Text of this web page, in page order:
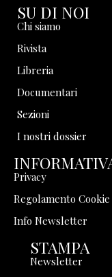
SU DI NOI
Chi siamo
Rivista
Libreria
Documentari
Sezioni
I nostri dossier
Privacy
Regolamento Cookie
Info Newsletter
STAMPA
Newsletter